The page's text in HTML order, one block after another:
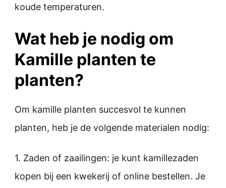
koude temperaturen.
Wat heb je nodig om
Kamille planten te
planten?
Om kamille planten succesvol te kunnen
planten, heb je de volgende materialen nodig:
1. Zaden of zaailingen: je kunt kamillezaden
kopen bij een kwekerij of online bestellen. Je